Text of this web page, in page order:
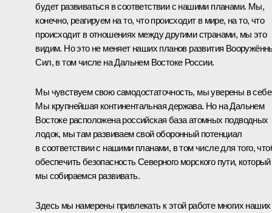
будет развиваться в соответствии с нашими планами. Мы,
конечно, реагируем на то, что происходит в мире, на то, что
происходит в отношениях между другими странами, мы это
видим. Но это не меняет наших планов развития
Сил, в том числе на Дальнем Востоке России.
Мы чувствуем свою самодостаточность, мы уверены в
Мы крупнейшая континентальная держава. Но на Дальнем
Востоке расположена российская база атомных подводных
лодок, мы там развиваем свой оборонный потенциал
в соответствии с нашими планами, в том числе для того,
обеспечить безопасность Северного морского пути, который
мы собираемся развивать.
Здесь мы намерены привлекать к этой работе многих наших